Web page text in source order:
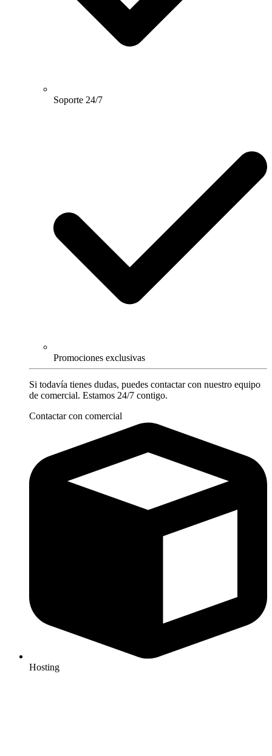
Soporte 24/7
Promociones exclusivas
Si todavía tienes dudas, puedes contactar con nuestro equipo
de comercial. Estamos 24/7 contigo.
Contactar con comercial
Hosting